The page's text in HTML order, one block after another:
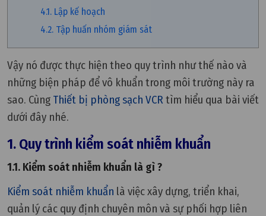
4.1. Lập kế hoạch
4.2. Tập huấn nhóm giám sát
Vậy nó được thực hiện theo quy trình như thế nào và
những biện pháp để vô khuẩn trong môi trường này ra
sao. Cùng Thiết bị phòng sạch VCR tìm hiểu qua bài viết
dưới đây nhé.
1. Quy trình kiểm soát nhiễm khuẩn
1.1. Kiểm soát nhiễm khuẩn là gì ?
Kiểm soát nhiễm khuẩn là việc xây dựng, triển khai,
quản lý các quy định chuyên môn và sự phối hợp liên